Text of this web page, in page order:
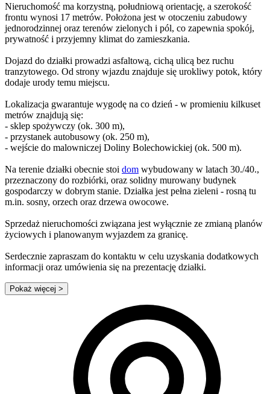
Nieruchomość ma korzystną, południową orientację, a szerokość
frontu wynosi 17 metrów. Położona jest w otoczeniu zabudowy
jednorodzinnej oraz terenów zielonych i pól, co zapewnia spokój,
prywatność i przyjemny klimat do zamieszkania.
Dojazd do działki prowadzi asfaltową, cichą ulicą bez ruchu
tranzytowego. Od strony wjazdu znajduje się urokliwy potok, który
dodaje urody temu miejscu.
Lokalizacja gwarantuje wygodę na co dzień - w promieniu kilkuset
metrów znajdują się:
- sklep spożywczy (ok. 300 m),
- przystanek autobusowy (ok. 250 m),
- wejście do malowniczej Doliny Bolechowickiej (ok. 500 m).
Na terenie działki obecnie stoi dom wybudowany w latach 30./40.,
przeznaczony do rozbiórki, oraz solidny murowany budynek
gospodarczy w dobrym stanie. Działka jest pełna zieleni - rosną tu
m.in. sosny, orzech oraz drzewa owocowe.
Sprzedaż nieruchomości związana jest wyłącznie ze zmianą planów
życiowych i planowanym wyjazdem za granicę.
Serdecznie zapraszam do kontaktu w celu uzyskania dodatkowych
informacji oraz umówienia się na prezentację działki.
Pokaż więcej >